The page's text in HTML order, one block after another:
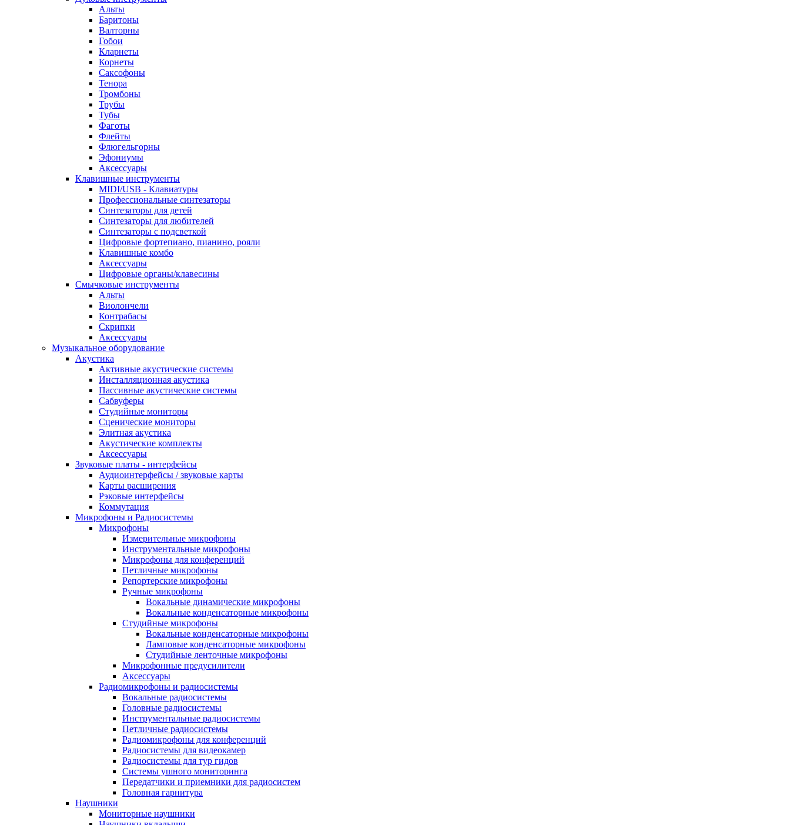
Альты
Баритоны
Валторны
Гобои
Кларнеты
Корнеты
Саксофоны
Тенора
Тромбоны
Трубы
Тубы
Фаготы
Флейты
Флюгельгорны
Эфониумы
Аксессуары
Клавишные инструменты
MIDI/USB - Клавиатуры
Профессиональные синтезаторы
Синтезаторы для детей
Синтезаторы для любителей
Синтезаторы с подсветкой
Цифровые фортепиано, пианино, рояли
Клавишные комбо
Аксессуары
Цифровые органы/клавесины
Смычковые инструменты
Альты
Виолончели
Контрабасы
Скрипки
Аксессуары
Музыкальное оборудование
Акустика
Активные акустические системы
Инсталляционная акустика
Пассивные акустические системы
Сабвуферы
Студийные мониторы
Сценические мониторы
Элитная акустика
Акустические комплекты
Аксессуары
Звуковые платы - интерфейсы
Аудиоинтерфейсы / звуковые карты
Карты расширения
Рэковые интерфейсы
Коммутация
Микрофоны и Радиосистемы
Микрофоны
Измерительные микрофоны
Инструментальные микрофоны
Микрофоны для конференций
Петличные микрофоны
Репортерские микрофоны
Ручные микрофоны
Вокальные динамические микрофоны
Вокальные конденсаторные микрофоны
Студийные микрофоны
Вокальные конденсаторные микрофоны
Ламповые конденсаторные микрофоны
Студийные ленточные микрофоны
Микрофонные предусилители
Аксессуары
Радиомикрофоны и радиосистемы
Вокальные радиосистемы
Головные радиосистемы
Инструментальные радиосистемы
Петличные радиосистемы
Радиомикрофоны для конференций
Радиосистемы для видеокамер
Радиосистемы для тур гидов
Системы ушного мониторинга
Передатчики и приемники для радиосистем
Головная гарнитура
Наушники
Мониторные наушники